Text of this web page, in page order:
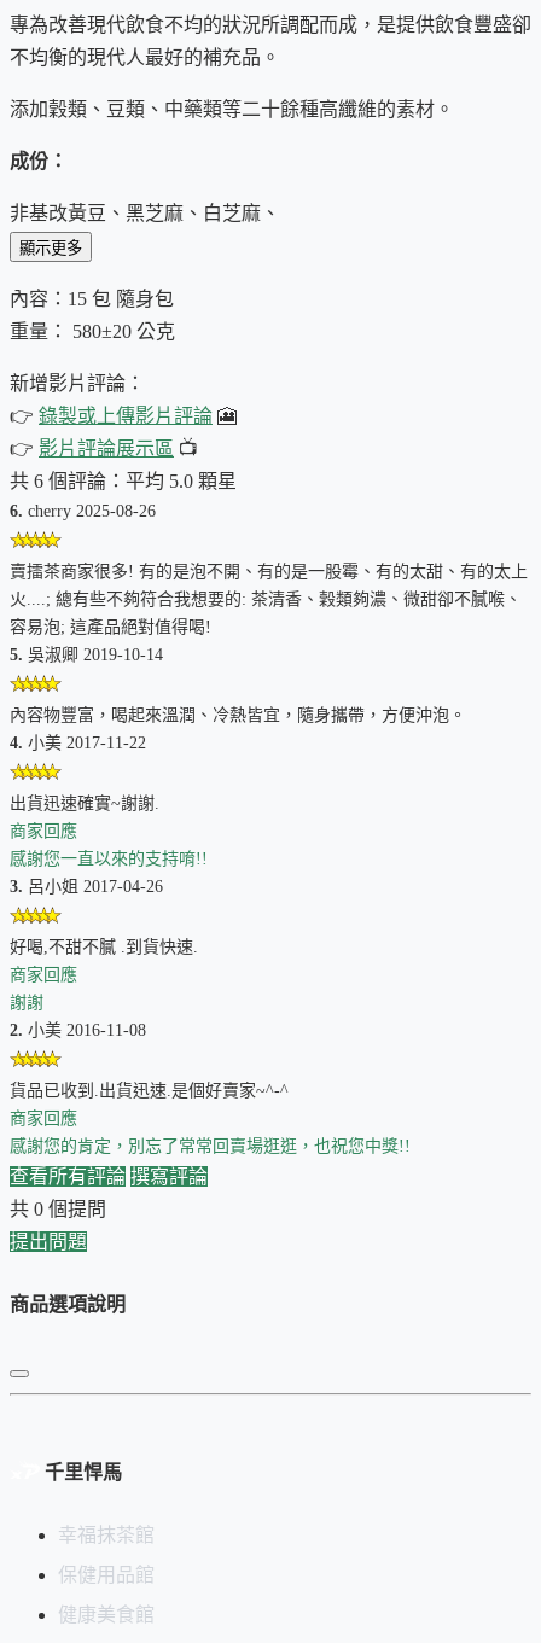
專為改善現代飲食不均的狀況所調配而成，是提供飲食豐盛卻
不均衡的現代人最好的補充品。
添加穀類、豆類、中藥類等二十餘種高纖維的素材。
成份：
非基改黃豆、黑芝麻、白芝麻、
蔗糖、綠茶粉、大麥(珍珠薏仁)、
綠茶、紅豆、糙米、高粱、
小米、青碗豆、燕麥粒、白鳳豆、
米豆、蕎麥、紅小麥、胚芽米、
花豆、黑豆、雪蓮子、
淮山、茯苓、百果、芡實。
首次上架日期：2011-03-08
顯示更多
內容：15 包 隨身包
重量： 580±20 公克
新增影片評論：
👉 錄製或上傳影片評論 🎦
👉 影片評論展示區 📺
共 6 個評論：平均 5.0 顆星
6. cherry 2025-08-26
賣擂茶商家很多! 有的是泡不開、有的是一股霉、有的太甜、有的太上
火....; 總有些不夠符合我想要的: 茶清香、穀類夠濃、微甜卻不膩喉、
容易泡; 這產品絕對值得喝!
5. 吳淑卿 2019-10-14
內容物豐富，喝起來溫潤、冷熱皆宜，隨身攜帶，方便沖泡。
4. 小美 2017-11-22
出貨迅速確實~謝謝.
商家回應
感謝您一直以來的支持唷!!
3. 呂小姐 2017-04-26
好喝,不甜不膩 .到貨快速.
商家回應
謝謝
2. 小美 2016-11-08
貨品已收到.出貨迅速.是個好賣家~^-^
商家回應
感謝您的肯定，別忘了常常回賣場逛逛，也祝您中獎!!
查看所有評論 撰寫評論
共 0 個提問
提出問題
商品選項說明
千里悍馬
幸福抹茶館
保健用品館
健康美食館